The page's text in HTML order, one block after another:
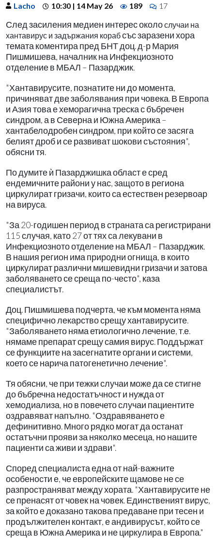
Lacho 10:30 | 14 May 26 189 17
След засиления медиен интерес околослучаи на
хантавирус и задържания корабсъс заразени хора
темата коментира пред БНТ доц. д-р Мария
Пишмишева, началник на Инфекциозното
отделение в МБАЛ – Пазарджик.
"Хантавирусите, познатите ни до момента,
причиняват две заболявания при човека. В Европа
и Азия това е хеморагична треска с бъбречен
синдром, а в Северна и Южна Америка –
хантабелодробен синдром, при който се засяга
белият дроб и се развиват шокови състояния",
обясни тя.
По думите ѝ Пазарджишка област е сред
ендемичните райони у нас, защото в региона
циркулират гризачи, които са естествен резервоар
на вируса.
"За 20-годишен период в страната са регистрирани
115 случая, като 27 от тях са лекувани в
Инфекциозното отделение на МБАЛ – Пазарджик.
В нашия регион има природни огнища, в които
циркулират различни мишевидни гризачи и затова
заболяването се среща по-често", каза
специалистът.
Доц. Пишмишева подчерта, че към момента няма
специфично лекарство срещу хантавирусите.
"Заболяването няма етиологично лечение, т.е.
нямаме препарат срещу самия вирус. Поддържат
се функциите на засегнатите органи и системи,
което се нарича патогенетично лечение".
Тя обясни, че при тежки случаи може да се стигне
до бъбречна недостатъчност и нужда от
хемодиализа, но в повечето случаи пациентите
оздравяват напълно. "Оздравяването е
дефинитивно. Много рядко могат да останат
остатъчни прояви за няколко месеца, но нашите
пациенти са живи и здрави".
Според специалиста една от най-важните
особености е, че европейските щамове не се
разпространяват между хората. "Хантавирусите не
се пренасят от човек на човек. Единственият вирус,
за който е доказано такова предаване при тесен и
продължителен контакт, е андивирусът, който се
среща в Южна Америка и не циркулира в Европа."